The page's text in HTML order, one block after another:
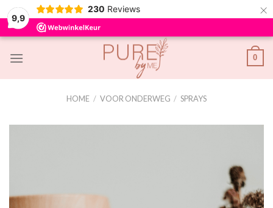
9,9
230 Reviews ×
Skip
0
HOME / VOOR ONDERWEG / SPRAYS